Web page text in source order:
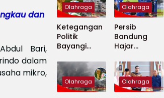
dan
Bari,
dalam
mikro,
Olahraga
Ketegangan
Politik
Bayangi
Piala Dunia
2026
Olahraga
Persib
Bandung
Hajar
United 5-0,
Perkuat
Puncak
Klasemen BRI
Olahraga Olahraga